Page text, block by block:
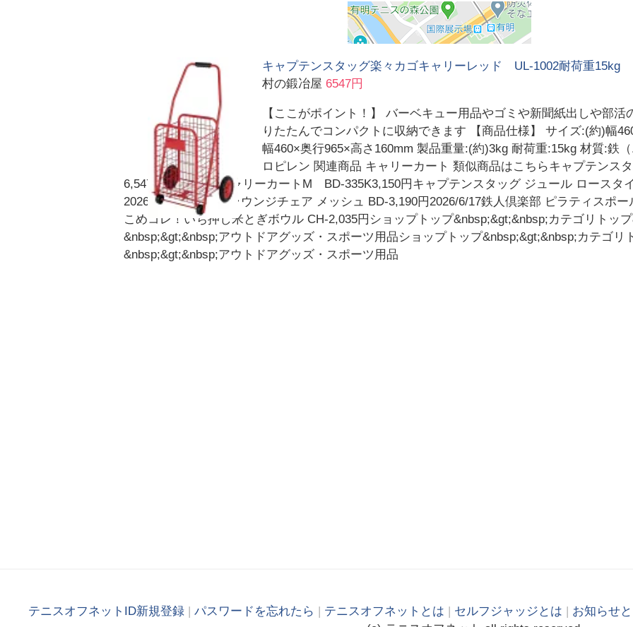
キャプテンスタッグ楽々カゴキャリーレッド UL-1002耐荷重15kg
村の鍛冶屋 6547円
【ここがポイント！】 バーベキュー用品やゴミや新聞紙出しや部
りたたんでコンパクトに収納できます 【商品仕様】 サイズ:(約)幅
幅460×奥行965×高さ160mm 製品重量:(約)3kg 耐荷重:15kg 材質:鉄
ロピレン 関連商品 キャリーカート 類似商品はこちらキャプテン
6,547円BUNDOK キャリーカートM BD-335K3,150円キャプテンスタッグ ジュール ロースタ
2026/6/17BUNDOK ラウンジチェア メッシュ BD-3,190円2026/6/17鉄人倶楽部 ピラティスポ
こめコレ！いち押し米とぎボウル CH-2,035円ショップトップ&nbsp;&gt;&nbsp;カテゴリトッ
&nbsp;&gt;&nbsp;アウトドアグッズ・スポーツ用品ショップトップ&nbsp;&gt;&nbsp;カテゴリ
&nbsp;&gt;&nbsp;アウトドアグッズ・スポーツ用品
テニスオフネットID新規登録 | パスワードを忘れたら | テニスオフネットとは | セルフジャッジとは | お知らせ